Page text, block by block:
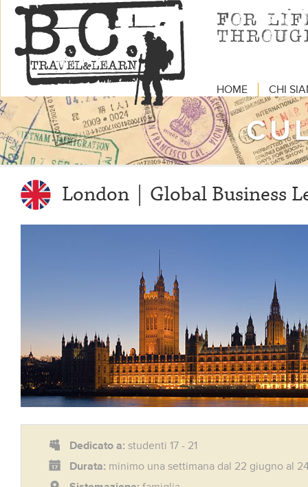
HOME CHI
London | Global Business
Dedicato a: studenti 17 - 21
Durata: minimo una settimana dal 22 giugno al